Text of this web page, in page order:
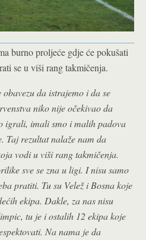
burno proljeće gdje će pokušati
se u viši rang takmičenja.
da istrajemo i da se
niko nije očekivao da
igrali, imali smo i malih padova
Taj rezultat nalaže nam da
vodi u viši rang takmičenja.
sve se zna u ligi. I nisu samo
pratiti. Tu su Velež i Bosna koje
ekipa. Dakle, za nas nisu
tu je i ostalih 12 ekipa koje
Na nama je da